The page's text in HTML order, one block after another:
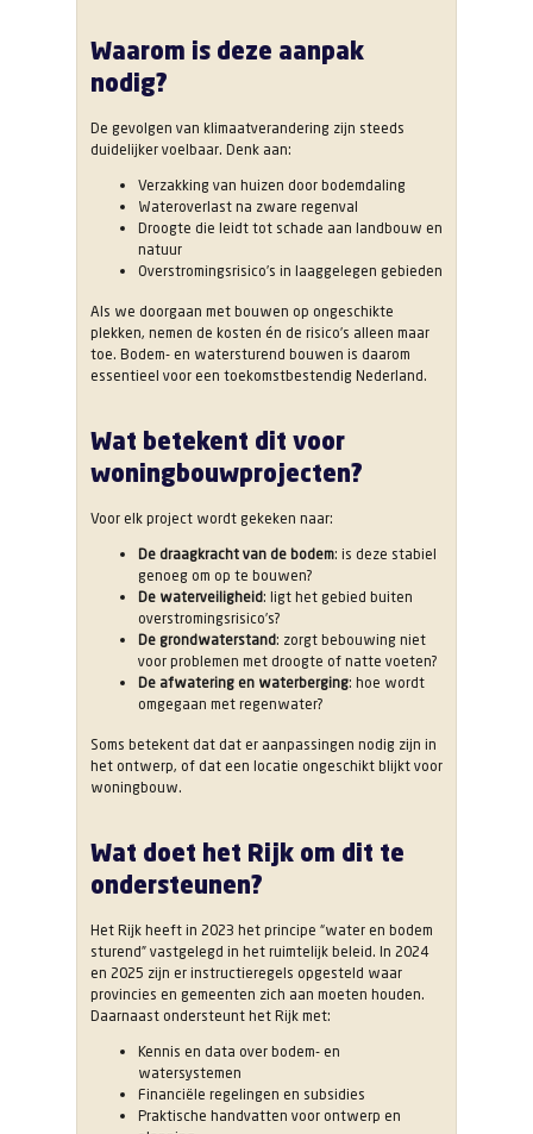
Waarom is deze aanpak
nodig?
De gevolgen van klimaatverandering zijn steeds
duidelijker voelbaar. Denk aan:
Verzakking van huizen door bodemdaling
Wateroverlast na zware regenval
Droogte die leidt tot schade aan landbouw en
natuur
Overstromingsrisico’s in laaggelegen gebieden
Als we doorgaan met bouwen op ongeschikte
plekken, nemen de kosten én de risico’s alleen maar
toe. Bodem- en watersturend bouwen is daarom
essentieel voor een toekomstbestendig Nederland.
Wat betekent dit voor
woningbouwprojecten?
Voor elk project wordt gekeken naar:
De draagkracht van de bodem: is deze stabiel
genoeg om op te bouwen?
De waterveiligheid: ligt het gebied buiten
overstromingsrisico’s?
De grondwaterstand: zorgt bebouwing niet
voor problemen met droogte of natte voeten?
De afwatering en waterberging: hoe wordt
omgegaan met regenwater?
Soms betekent dat dat er aanpassingen nodig zijn in
het ontwerp, of dat een locatie ongeschikt blijkt voor
woningbouw.
Wat doet het Rijk om dit te
ondersteunen?
Het Rijk heeft in 2023 het principe “water en bodem
sturend” vastgelegd in het ruimtelijk beleid. In 2024
en 2025 zijn er instructieregels opgesteld waar
provincies en gemeenten zich aan moeten houden.
Daarnaast ondersteunt het Rijk met:
Kennis en data over bodem- en
watersystemen
Financiële regelingen en subsidies
Praktische handvatten voor ontwerp en